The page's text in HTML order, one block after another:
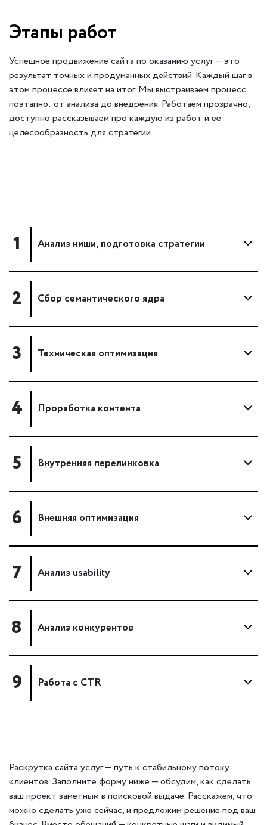
Этапы работ
Успешное продвижение сайта по оказанию услуг — это
результат точных и продуманных действий. Каждый шаг в
этом процессе влияет на итог. Мы выстраиваем процесс
поэтапно: от анализа до внедрения. Работаем прозрачно,
доступно рассказываем про каждую из работ и ее
целесообразность для стратегии.
1 Анализ ниши, подготовка стратегии
2 Сбор семантического ядра
3 Техническая оптимизация
4 Проработка контента
5 Внутренняя перелинковка
6 Внешняя оптимизация
7 Анализ usability
8 Анализ конкурентов
9 Работа с CTR
Раскрутка сайта услуг — путь к стабильному потоку
клиентов. Заполните форму ниже — обсудим, как сделать
ваш проект заметным в поисковой выдаче. Расскажем, что
можно сделать уже сейчас, и предложим решение под ваш